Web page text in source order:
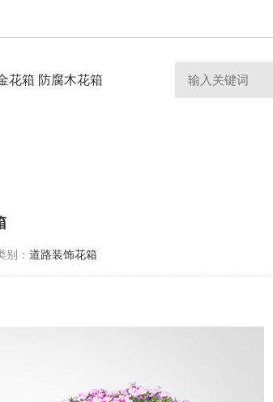
花箱 防腐木花箱
别： 道路装饰花箱